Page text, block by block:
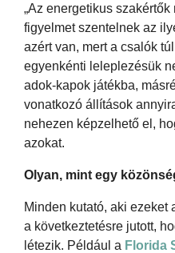
„Az energetikus
figyelmet szentelnek az
azért van, mert a csalók
egyenkénti leleplezésük
adok-kapok játékba,
vonatkozó állítások
nehezen képzelhető el,
azokat.
Olyan, mint egy
Minden kutató, aki ezeket
a következtetésre jutott,
létezik. Például a Florida